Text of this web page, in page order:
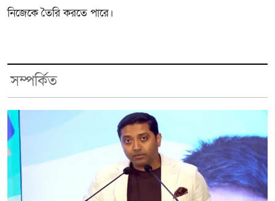
নিজেকে তৈরি করতে পারে।
সম্পর্কিত